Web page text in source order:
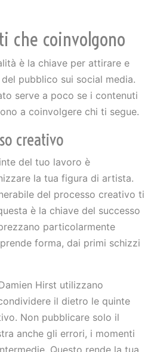
che coinvolgono
è la chiave per attirare e
pubblico sui social media.
serve a poco se i contenuti
a coinvolgere chi ti segue.
creativo
del tuo lavoro è
la tua figura di artista.
del processo creativo ti
è la chiave del successo
particolarmente
forma, dai primi schizzi
Hirst utilizzano
il dietro le quinte
Non pubblicare solo il
anche gli errori, i momenti
Questo rende la tua